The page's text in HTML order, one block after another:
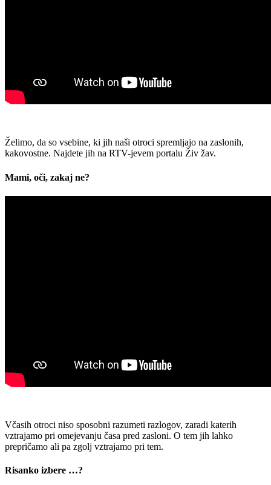
Želimo, da so vsebine, ki jih naši otroci spremljajo na zaslonih,
kakovostne. Najdete jih na RTV-jevem portalu Živ žav.
Mami, oči, zakaj ne?
Včasih otroci niso sposobni razumeti razlogov, zaradi katerih
vztrajamo pri omejevanju časa pred zasloni. O tem jih lahko
prepričamo ali pa zgolj vztrajamo pri tem.
Risanko izbere …?